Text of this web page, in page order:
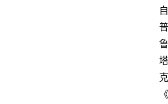
自
普
鲁
塔
克
《